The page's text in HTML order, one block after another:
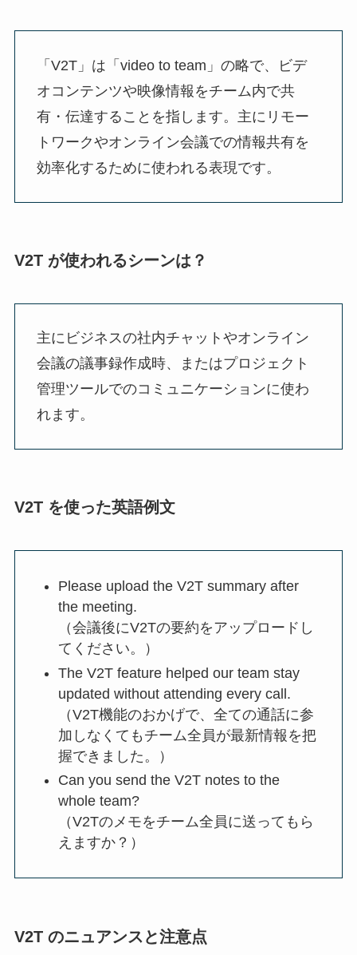
「V2T」は「video to team」の略で、ビデ
オコンテンツや映像情報をチーム内で共
有・伝達することを指します。主にリモー
トワークやオンライン会議での情報共有を
効率化するために使われる表現です。
V2T が使われるシーンは？
主にビジネスの社内チャットやオンライン
会議の議事録作成時、またはプロジェクト
管理ツールでのコミュニケーションに使わ
れます。
V2T を使った英語例文
Please upload the V2T summary after
the meeting.
（会議後にV2Tの要約をアップロードし
てください。）
The V2T feature helped our team stay
updated without attending every call.
（V2T機能のおかげで、全ての通話に参
加しなくてもチーム全員が最新情報を把
握できました。）
Can you send the V2T notes to the
whole team?
（V2Tのメモをチーム全員に送ってもら
えますか？）
V2T のニュアンスと注意点